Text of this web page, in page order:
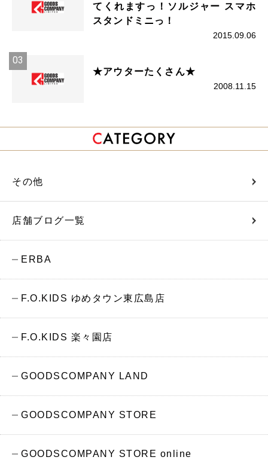
てくれますっ！ソルジャー スマホ
スタンドミニっ！
2015.09.06
★アウターたくさん★
2008.11.15
その他
店舗ブログ一覧
ERBA
F.O.KIDS ゆめタウン東広島店
F.O.KIDS 楽々園店
GOODSCOMPANY LAND
GOODSCOMPANY STORE
GOODSCOMPANY STORE online